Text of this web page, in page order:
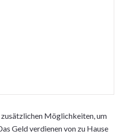
zusätzlichen Möglichkeiten, um
Geld verdienen von zu Hause